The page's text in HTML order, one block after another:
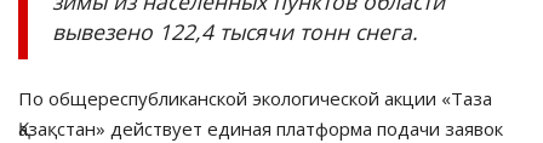
вывезено 122,4 тысячи тонн снега.
По общереспубликанской экологической акции «Таза
Қазақстан» действует единая платформа подачи заявок